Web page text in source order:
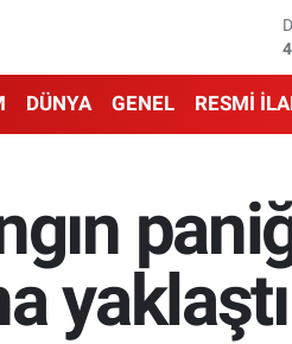
DÜNYA GENEL RESMİ